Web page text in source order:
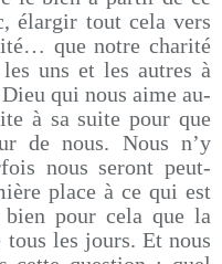
élargir tout cela vers
que notre charité
uns et les autres à
qui nous aime au-
à sa suite pour que
de nous. Nous n’y
nous seront peut-
place à ce qui est
bien pour cela que la
les jours. Et nous